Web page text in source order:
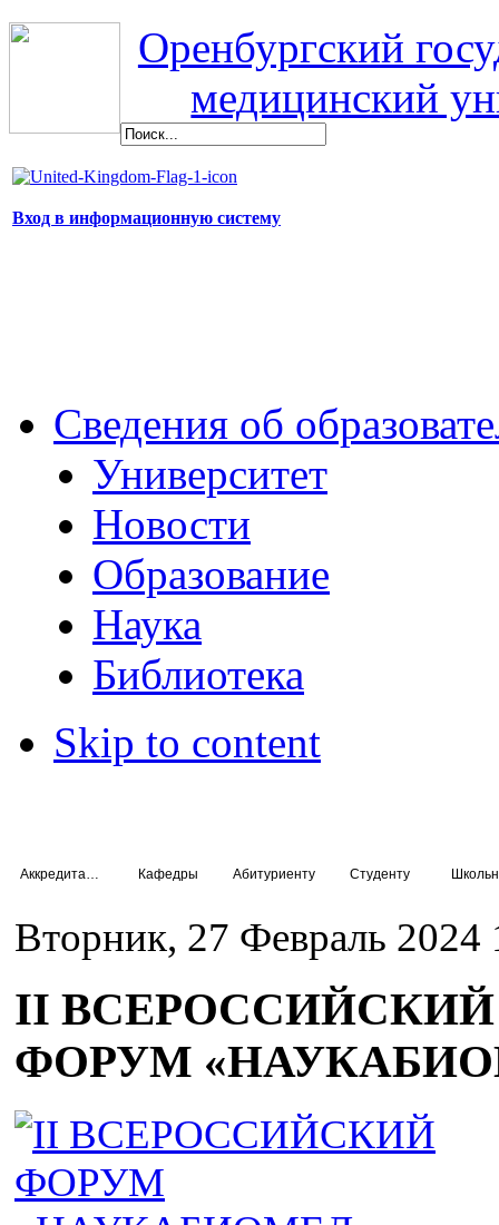
Оренбургский
медицинский
Вход в информационную систему
Сведения об
Университет
Новости
Образование
Наука
Библиотека
Skip to content
Кафедры Абитуриенту Студенту
Вторник, 27 Февраль 2024
II ВСЕРОССИЙСКИЙ
ФОРУМ